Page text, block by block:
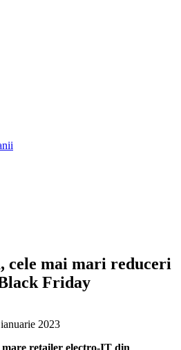
cele mai mari reduceri
Friday
2023
retailer electro-IT din